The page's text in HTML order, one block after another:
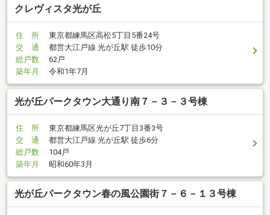
クレヴィスタ光が丘
住 所
東京都練馬区高松5丁目5番24号
交 通
都営大江戸線 光が丘駅 徒歩10分
総戸数
62戸
築年月
令和1年7月
光が丘パークタウン大通り南７－３－３号棟
住 所
東京都練馬区光が丘7丁目3番3号
交 通
都営大江戸線 光が丘駅 徒歩6分
総戸数
104戸
築年月
昭和60年3月
光が丘パークタウン春の風公園街７－６－１３号棟